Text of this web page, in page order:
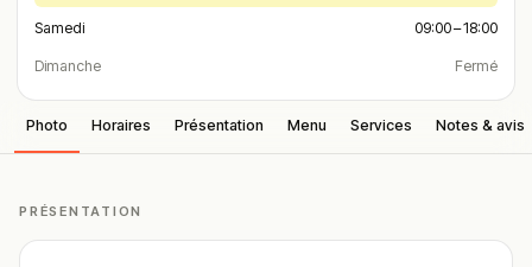
Samedi 09:00 – 18:00
Dimanche Fermé
Photo Horaires Présentation Menu Services Notes & avis
PRÉSENTATION